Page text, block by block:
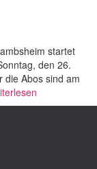
startet
den 26.
die Abos sind am